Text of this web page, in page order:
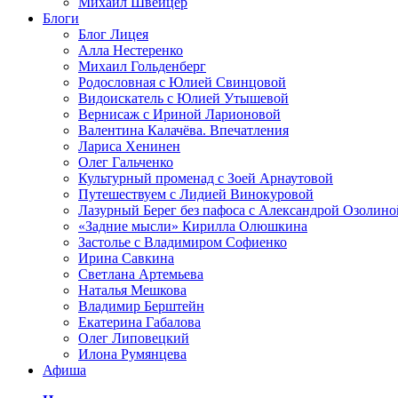
Блоги
Блог Лицея
Алла Нестеренко
Михаил Гольденберг
Родословная с Юлией Свинцовой
Видоискатель с Юлией Утышевой
Вернисаж с Ириной Ларионовой
Валентина Калачёва. Впечатления
Лариса Хенинен
Олег Гальченко
Культурный променад с Зоей Арнаутовой
Путешествуем с Лидией Винокуровой
Лазурный Берег без пафоса с Александрой
«Задние мысли» Кирилла Олюшкина
Застолье с Владимиром Софиенко
Ирина Савкина
Светлана Артемьева
Наталья Мешкова
Владимир Берштейн
Екатерина Габалова
Олег Липовецкий
Илона Румянцева
Афиша